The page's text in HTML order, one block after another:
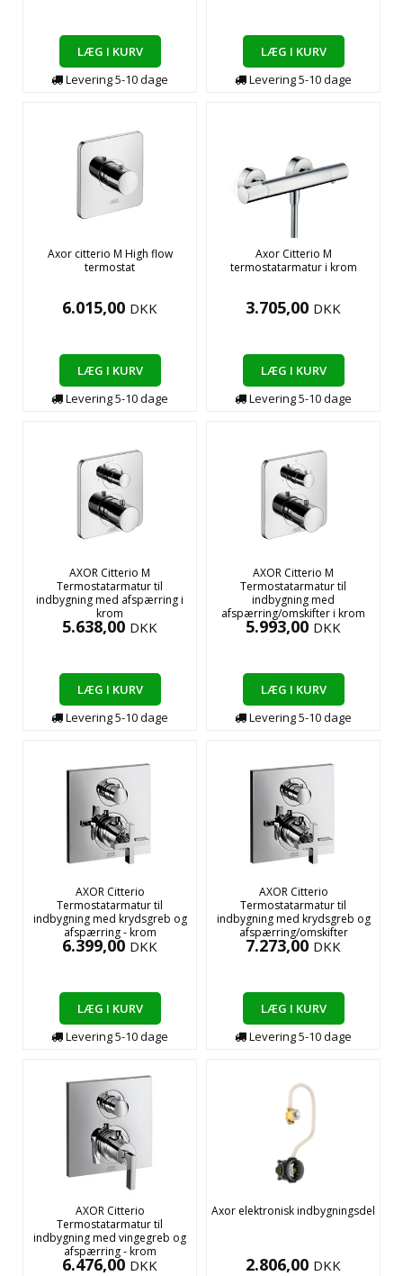
LÆG I KURV
Levering5-10dage
LÆG I KURV
Levering5-10dage
Axor citterio M High flow
termostat
6.015,00 DKK
LÆG I KURV
Levering5-10dage
Axor Citterio M
termostatarmatur i krom
3.705,00 DKK
LÆG I KURV
Levering5-10dage
AXOR Citterio M
Termostatarmatur til
indbygning med afspærring i
krom
5.638,00 DKK
LÆG I KURV
Levering5-10dage
AXOR Citterio M
Termostatarmatur til
indbygning med
afspærring/omskifter i krom
5.993,00 DKK
LÆG I KURV
Levering5-10dage
AXOR Citterio
Termostatarmatur til
indbygning med krydsgreb og
afspærring - krom
6.399,00 DKK
LÆG I KURV
Levering5-10dage
AXOR Citterio
Termostatarmatur til
indbygning med krydsgreb og
afspærring/omskifter
7.273,00 DKK
LÆG I KURV
Levering5-10dage
AXOR Citterio
Termostatarmatur til
indbygning med vingegreb og
afspærring - krom
6.476,00 DKK
Axor elektronisk indbygningsdel
2.806,00 DKK